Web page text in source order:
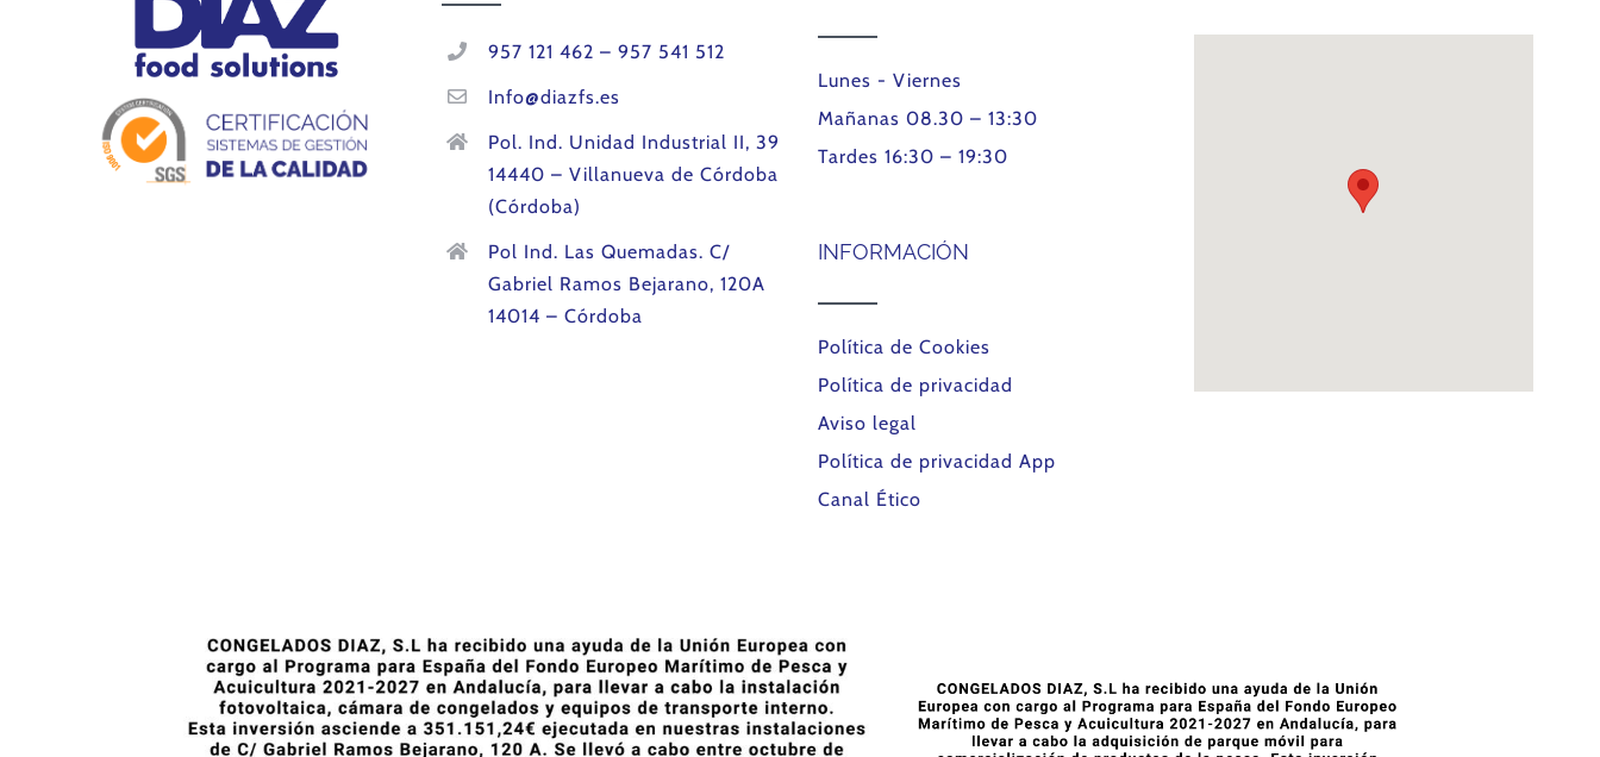
957 121 462 – 957 541 512
Info@diazfs.es
Pol. Ind. Unidad Industrial II, 39
14440 – Villanueva de Córdoba
(Córdoba)
Pol Ind. Las Quemadas. C/
Gabriel Ramos Bejarano, 120A
14014 – Córdoba
Lunes - Viernes
Mañanas 08.30 – 13:30
Tardes 16:30 – 19:30
INFORMACIÓN
Política de Cookies
Política de privacidad
Aviso legal
Política de privacidad App
Canal Ético